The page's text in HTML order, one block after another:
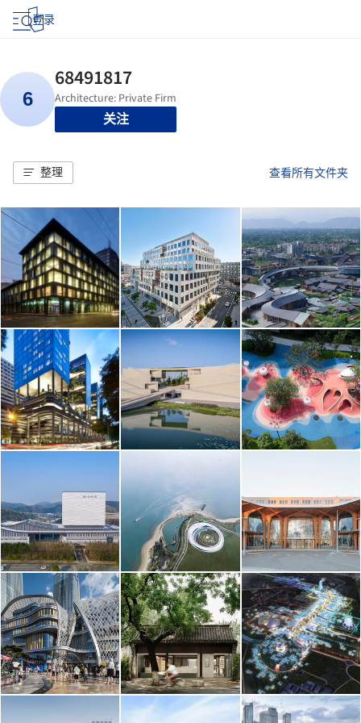
登录
关注
整理 查看所有文件夹